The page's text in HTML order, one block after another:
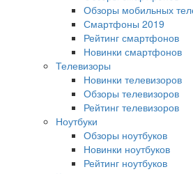
Обзоры мобильных
Смартфоны 2019
Рейтинг смартфонов
Новинки смартфонов
Телевизоры
Новинки телевизоров
Обзоры телевизоров
Рейтинг телевизоров
Ноутбуки
Обзоры ноутбуков
Новинки ноутбуков
Рейтинг ноутбуков